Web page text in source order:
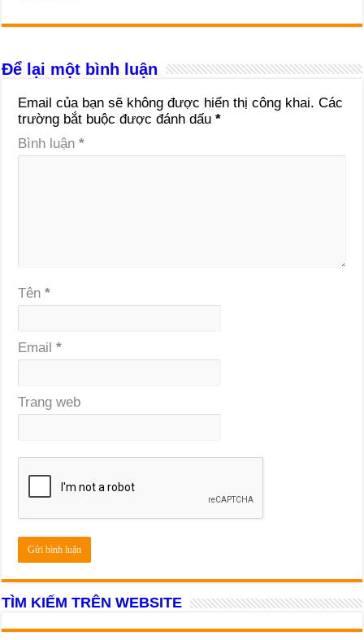
Để lại một bình luận
Email của bạn sẽ không được hiển thị công khai. Các
trường bắt buộc được đánh dấu*
Bình luận*
Tên*
Email*
Trang web
TÌM KIẾM TRÊN WEBSITE